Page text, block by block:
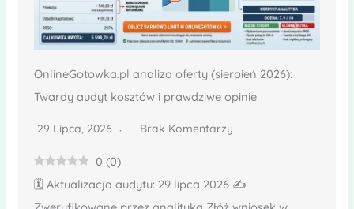
OnlineGotowka.pl analiza oferty (sierpień 2026):
Twardy audyt kosztów i prawdziwe opinie
29 Lipca, 2026 Brak Komentarzy
0 (0)
🗓️ Aktualizacja audytu: 29 lipca 2026 ✍️